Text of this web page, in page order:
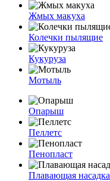
Жмых макуха
Колечки пылящие
Кукуруза
Мотыль
Опарыш
Пеллетс
Пенопласт
Плавающая насадка